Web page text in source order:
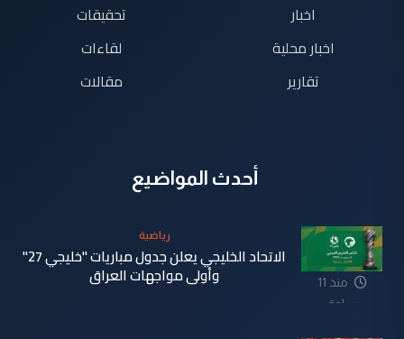
اخبار
اخبار محلية
تقارير
تحقيقات
لقاءات
مقالات
أحدث المواضيع
منذ 11
ساعة
رياضية
الاتحاد الخليجي يعلن جدول مباريات "خليجي 27"
وأولى مواجهات العراق